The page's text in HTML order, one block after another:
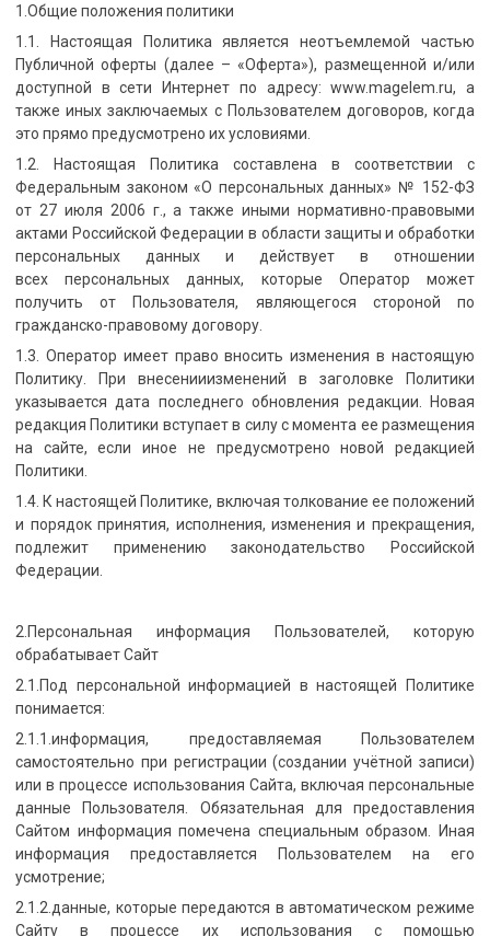
1.Общие положения политики
1.1. Настоящая Политика является неотъемлемой частью
Публичной оферты (далее – «Оферта»), размещенной и/или
доступной в сети Интернет по адресу: www.magelem.ru, а
также иных заключаемых с Пользователем договоров, когда
это прямо предусмотрено их условиями.
1.2. Настоящая Политика составлена в соответствии с
Федеральным законом «О персональных данных» № 152-ФЗ
от 27 июля 2006 г., а также иными нормативно-правовыми
актами Российской Федерации в области защиты и обработки
персональных данных и действует в отношении
всех персональных данных, которые Оператор может
получить от Пользователя, являющегося стороной по
гражданско-правовому договору.
1.3. Оператор имеет право вносить изменения в настоящую
Политику. При внесенииизменений в заголовке Политики
указывается дата последнего обновления редакции. Новая
редакция Политики вступает в силу с момента ее размещения
на сайте, если иное не предусмотрено новой редакцией
Политики.
1.4. К настоящей Политике, включая толкование ее положений
и порядок принятия, исполнения, изменения и прекращения,
подлежит применению законодательство Российской
Федерации.
2.Персональная информация Пользователей, которую
обрабатывает Сайт
2.1.Под персональной информацией в настоящей Политике
понимается:
2.1.1.информация, предоставляемая Пользователем
самостоятельно при регистрации (создании учётной записи)
или в процессе использования Сайта, включая персональные
данные Пользователя. Обязательная для предоставления
Сайтом информация помечена специальным образом. Иная
информация предоставляется Пользователем на его
усмотрение;
2.1.2.данные, которые передаются в автоматическом режиме
Сайту в процессе их использования с помощью